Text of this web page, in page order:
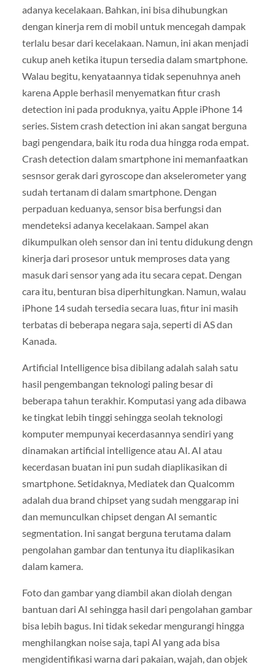
adanya kecelakaan. Bahkan, ini bisa dihubungkan
dengan kinerja rem di mobil untuk mencegah dampak
terlalu besar dari kecelakaan. Namun, ini akan menjadi
cukup aneh ketika itupun tersedia dalam smartphone.
Walau begitu, kenyataannya tidak sepenuhnya aneh
karena Apple berhasil menyematkan fitur crash
detection ini pada produknya, yaitu Apple iPhone 14
series. Sistem crash detection ini akan sangat berguna
bagi pengendara, baik itu roda dua hingga roda empat.
Crash detection dalam smartphone ini memanfaatkan
sesnsor gerak dari gyroscope dan akselerometer yang
sudah tertanam di dalam smartphone. Dengan
perpaduan keduanya, sensor bisa berfungsi dan
mendeteksi adanya kecelakaan. Sampel akan
dikumpulkan oleh sensor dan ini tentu didukung dengn
kinerja dari prosesor untuk memproses data yang
masuk dari sensor yang ada itu secara cepat. Dengan
cara itu, benturan bisa diperhitungkan. Namun, walau
iPhone 14 sudah tersedia secara luas, fitur ini masih
terbatas di beberapa negara saja, seperti di AS dan
Kanada.
Artificial Intelligence bisa dibilang adalah salah satu
hasil pengembangan teknologi paling besar di
beberapa tahun terakhir. Komputasi yang ada dibawa
ke tingkat lebih tinggi sehingga seolah teknologi
komputer mempunyai kecerdasannya sendiri yang
dinamakan artificial intelligence atau AI. AI atau
kecerdasan buatan ini pun sudah diaplikasikan di
smartphone. Setidaknya, Mediatek dan Qualcomm
adalah dua brand chipset yang sudah menggarap ini
dan memunculkan chipset dengan AI semantic
segmentation. Ini sangat berguna terutama dalam
pengolahan gambar dan tentunya itu diaplikasikan
dalam kamera.
Foto dan gambar yang diambil akan diolah dengan
bantuan dari AI sehingga hasil dari pengolahan gambar
bisa lebih bagus. Ini tidak sekedar mengurangi hingga
menghilangkan noise saja, tapi AI yang ada bisa
mengidentifikasi warna dari pakaian, wajah, dan objek